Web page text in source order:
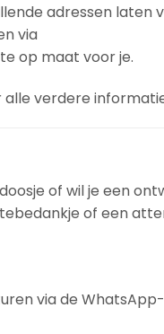
adressen laten
via
op maat voor je.
alle verdere
of wil je een
of een
via de